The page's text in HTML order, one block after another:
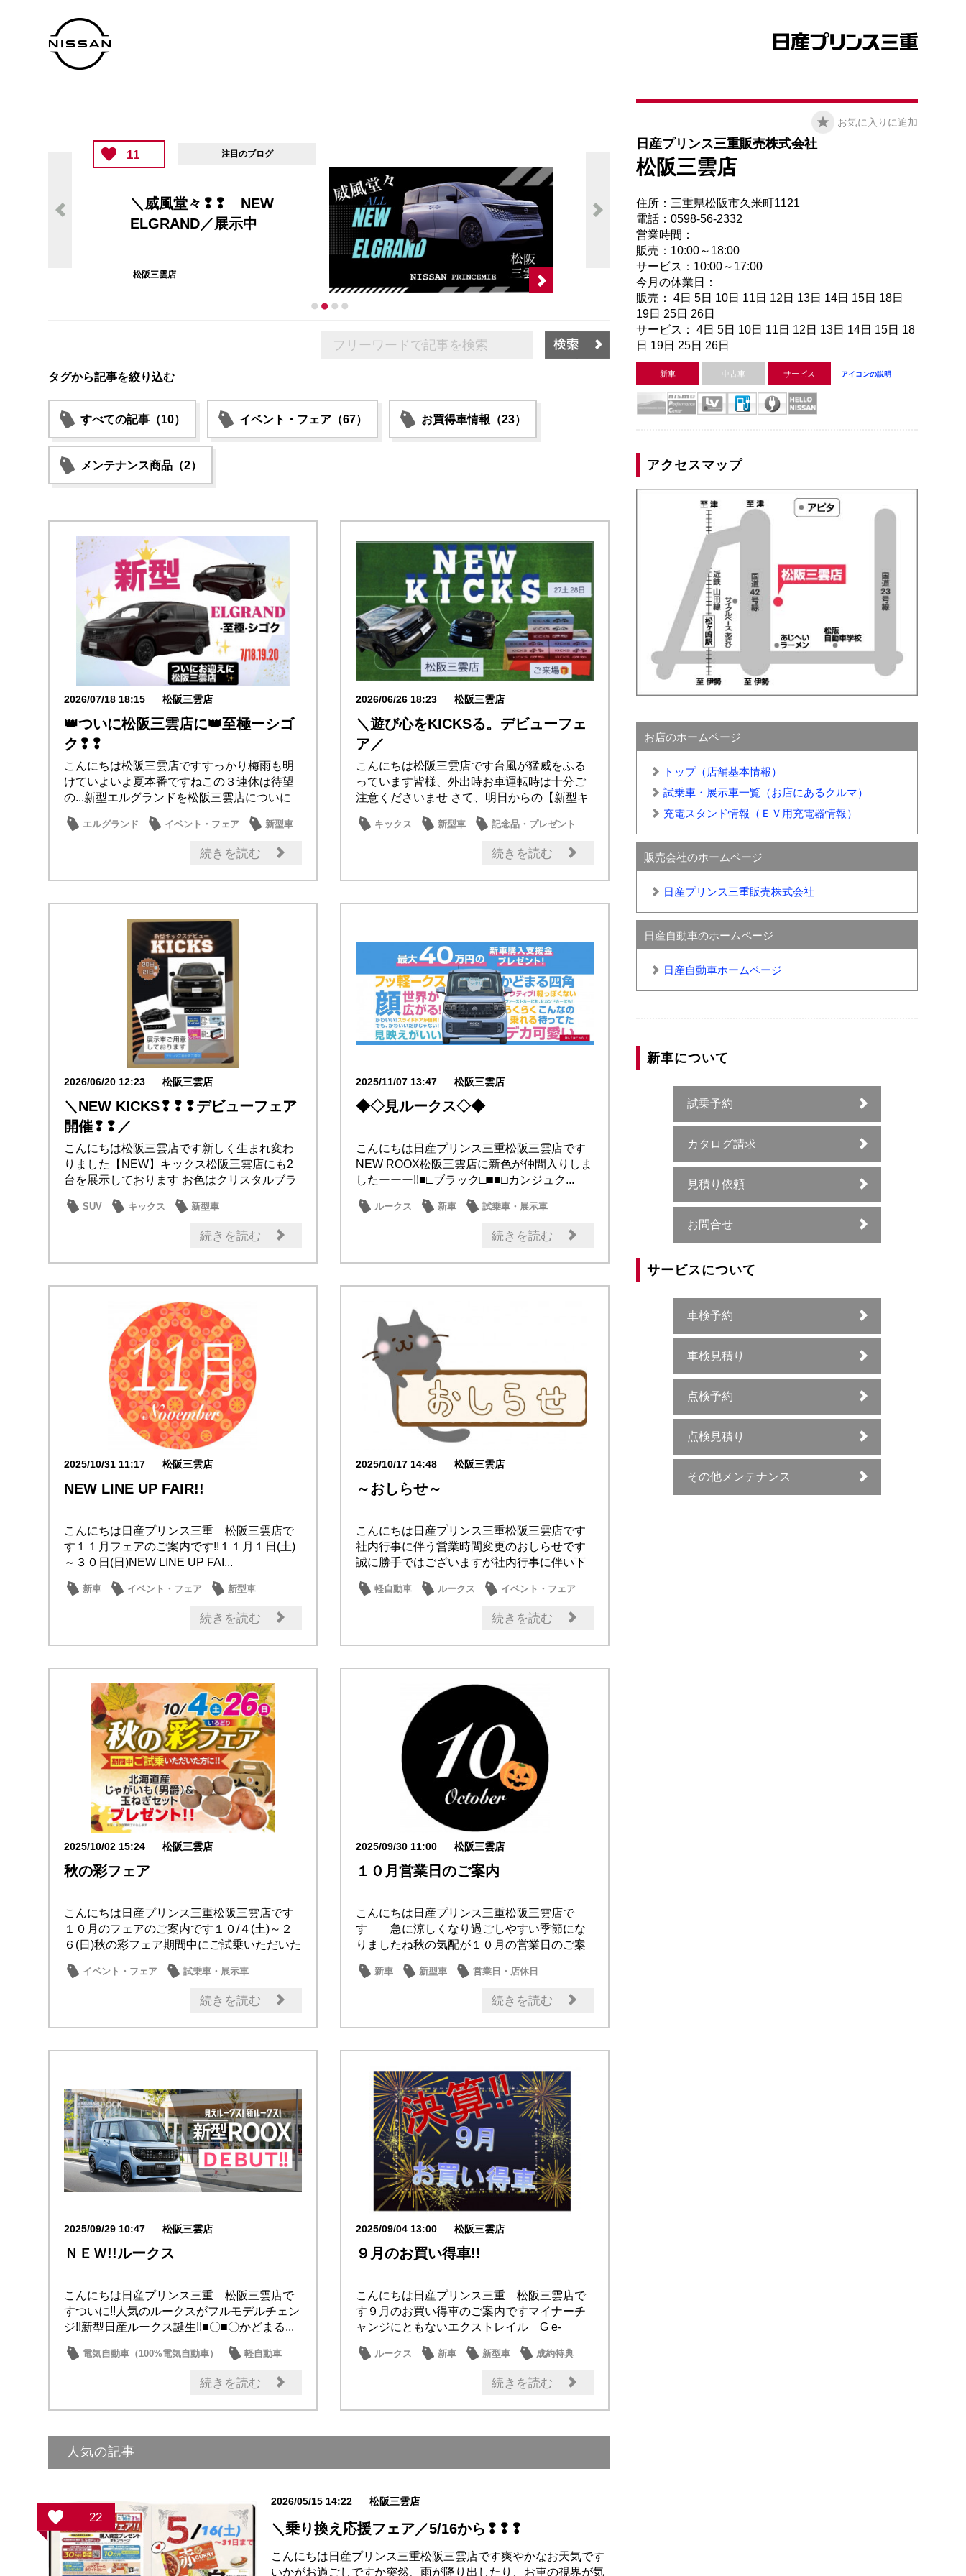
11 注目のブログ
＼威風堂々❢❢ NEW
ELGRAND／展示中
松阪三雲店
タグから記事を絞り込む
すべての記事（10） イベント・フェア（67） お買得車情報（23）
メンテナンス商品（2）
2026/07/18 18:15 松阪三雲店
👑ついに松阪三雲店に👑至極ーシゴ
ク❢❢
こんにちは松阪三雲店ですすっかり梅雨も明
けていよいよ夏本番ですねこの３連休は待望
の...新型エルグランドを松阪三雲店についに
エルグランド イベント・フェア 新型車
続きを読む
2026/06/26 18:23 松阪三雲店
＼遊び心をKICKSる。デビューフェ
ア／
こんにちは松阪三雲店です台風が猛威をふる
っています皆様、外出時お車運転時は十分ご
注意くださいませ さて、明日からの【新型キ
キックス 新型車 記念品・プレゼント
続きを読む
2026/06/20 12:23 松阪三雲店
＼NEW KICKS❢❢❢デビューフェア
開催❢❢／
こんにちは松阪三雲店です新しく生まれ変わ
りました【NEW】キックス松阪三雲店にも2
台を展示しております お色はクリスタルブラ
SUV キックス
新型車
続きを読む
2025/11/07 13:47 松阪三雲店
◆◇見ルークス◇◆
こんにちは日産プリンス三重松阪三雲店です
NEW ROOX松阪三雲店に新色が仲間入りしま
したーーー!!■□ブラック□■■□カンジュク...
ルークス 新車
試乗車・展示車
続きを読む
2025/10/31 11:17 松阪三雲店
NEW LINE UP FAIR!!
こんにちは日産プリンス三重 松阪三雲店で
す１１月フェアのご案内です!!１１月１日(土)
～３０日(日)NEW LINE UP FAI...
新車 イベント・フェア
新型車
記念品・プレゼント
続きを読む
2025/10/17 14:48 松阪三雲店
～おしらせ～
こんにちは日産プリンス三重松阪三雲店です
社内行事に伴う営業時間変更のおしらせです
誠に勝手ではございますが社内行事に伴い下
軽自動車 ルークス
イベント・フェア
営業日・店休日
続きを読む
2025/10/02 15:24 松阪三雲店
秋の彩フェア
こんにちは日産プリンス三重松阪三雲店です
１０月のフェアのご案内です１０/４(土)～２
６(日)秋の彩フェア期間中にご試乗いただいた
イベント・フェア
試乗車・展示車
日産のお店
続きを読む
2025/09/30 11:00 松阪三雲店
１０月営業日のご案内
こんにちは日産プリンス三重松阪三雲店で
す 急に涼しくなり過ごしやすい季節にな
りましたね秋の気配が１０月の営業日のご案
新車 新型車
営業日・店休日
続きを読む
2025/09/29 10:47 松阪三雲店
ＮＥＷ!!ルークス
こんにちは日産プリンス三重 松阪三雲店で
すついに!!人気のルークスがフルモデルチェン
ジ!!新型日産ルークス誕生!!■〇■〇かどまる...
電気自動車（100%電気自動車）
軽自動車
続きを読む
2025/09/04 13:00 松阪三雲店
９月のお買い得車!!
こんにちは日産プリンス三重 松阪三雲店で
す９月のお買い得車のご案内ですマイナーチ
ャンジにともないエクストレイル G e-
ルークス 新車 新型車
成約特典
続きを読む
人気の記事
22
2026/05/15 14:22 松阪三雲店
＼乗り換え応援フェア／5/16から❢❢❢
こんにちは日産プリンス三重松阪三雲店です爽やかなお天気です
いかがお過ごしですか突然、雨が降り出したり、お車の視界が気
お気に入りに追加
日産プリンス三重販売株式会社
松阪三雲店
住所：三重県松阪市久米町1121
電話：0598-56-2332
営業時間：
販売：10:00～18:00
サービス：10:00～17:00
今月の休業日：
販売： 4日 5日 10日 11日 12日 13日 14日 15日 18日
19日 25日 26日
サービス： 4日 5日 10日 11日 12日 13日 14日 15日 18
日 19日 25日 26日
新車 中古車 サービス アイコンの説明
アクセスマップ
お店のホームページ
トップ（店舗基本情報）
試乗車・展示車一覧（お店にあるクルマ）
充電スタンド情報（ＥＶ用充電器情報）
販売会社のホームページ
日産プリンス三重販売株式会社
日産自動車のホームページ
日産自動車ホームページ
新車について
試乗予約
カタログ請求
見積り依頼
お問合せ
サービスについて
車検予約
車検見積り
点検予約
点検見積り
その他メンテナンス